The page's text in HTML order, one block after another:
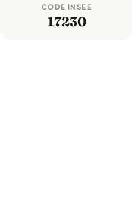
CODE INSEE
17230